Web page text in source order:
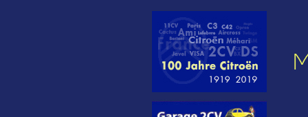
Ein neuer
French Classic
Garage 2CV – Automobile Klassiker